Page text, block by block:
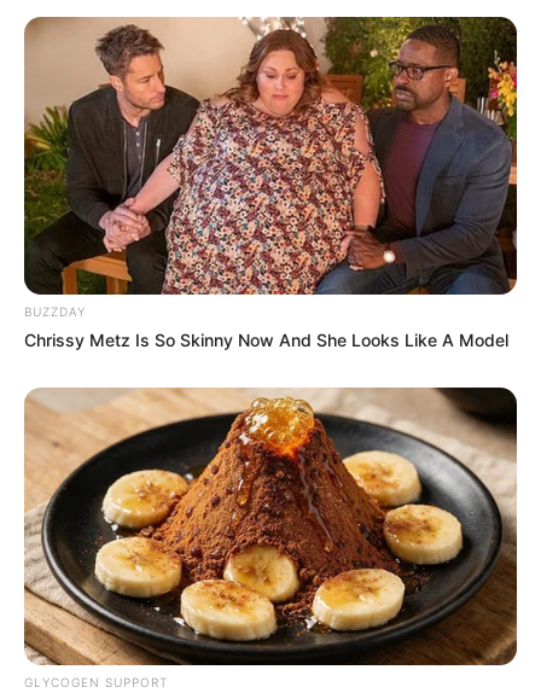
(foto: instagram/krugertheridgeback)
10. Karena warna yang sama jadi tak terlihat kalau
pakai rambut palsu, terlihat rambut alami milik
anjingnya
BUZZDAY
Chrissy Metz Is So Skinny Now And She Looks Like A Model
GLYCOGEN SUPPORT